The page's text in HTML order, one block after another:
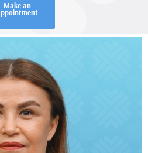
Make an